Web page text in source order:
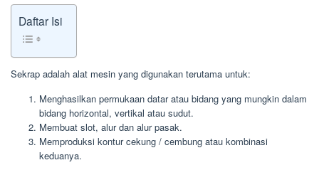
Daftar Isi
Sekrap adalah alat mesin yang digunakan terutama untuk:
Menghasilkan permukaan datar atau bidang yang mungkin dalam
bidang horizontal, vertikal atau sudut.
Membuat slot, alur dan alur pasak.
Memproduksi kontur cekung / cembung atau kombinasi
keduanya.